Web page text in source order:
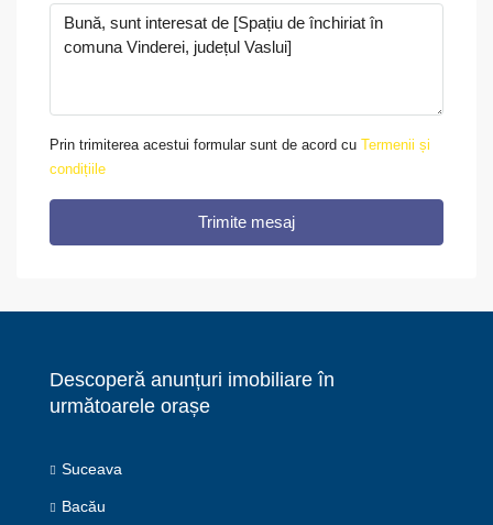
Prin trimiterea acestui formular sunt de acord cu Termenii și
condițiile
Trimite mesaj
Descoperă anunțuri imobiliare în
următoarele orașe
Suceava
Bacău